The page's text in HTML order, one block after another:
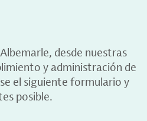
desde nuestras
y administración de
el siguiente formulario y
posible.